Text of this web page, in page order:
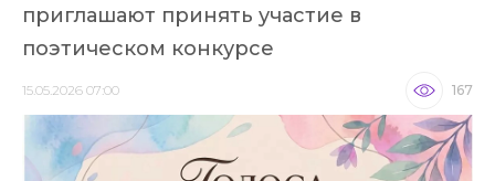
приглашают принять участие в
поэтическом конкурсе
15.05.2026 07:00 167